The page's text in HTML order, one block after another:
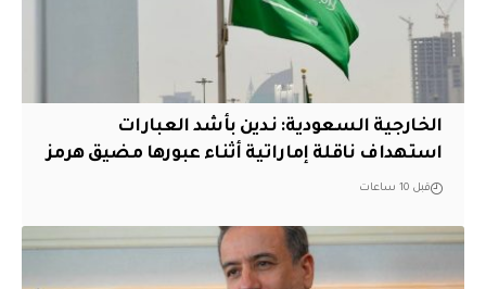
‏الخارجية السعودية: ندين بأشد العبارات
استهداف ناقلة إماراتية أثناء عبورها مضيق هرمز
قبل 10 ساعات